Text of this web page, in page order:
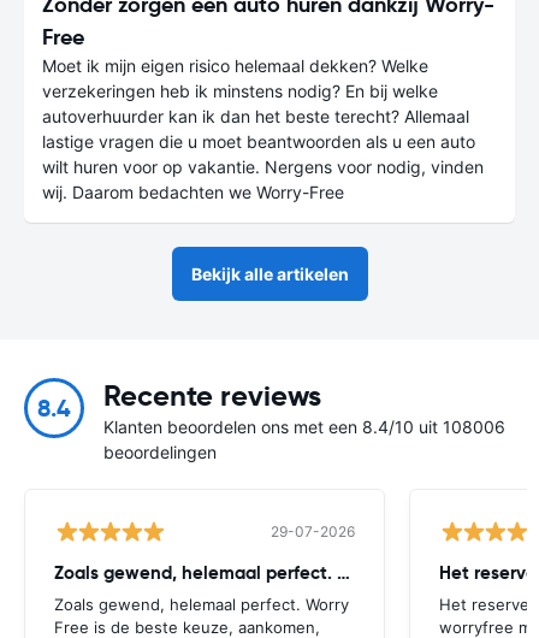
Free
Moet ik mijn eigen risico helemaal dekken? Welke
verzekeringen heb ik minstens nodig? En bij welke
autoverhuurder kan ik dan het beste terecht? Allemaal
lastige vragen die u moet beantwoorden als u een auto
wilt huren voor op vakantie. Nergens voor nodig, vinden
wij. Daarom bedachten we Worry-Free
Bekijk alle artikelen
8.4 Recente reviews
Klanten beoordelen ons met een 8.4/10 uit 108006
beoordelingen
29-07-2026
Zoals gewend, helemaal perfect. Worry
Zoals gewend, helemaal perfect. Worry
Free is de beste keuze, aankomen,
Het
Het
worryfree